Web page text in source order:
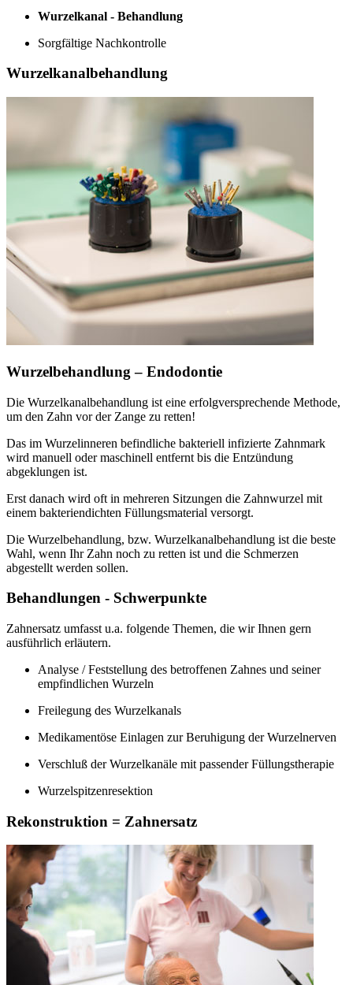
Wurzelkanal - Behandlung
Sorgfältige Nachkontrolle
Wurzelkanalbehandlung
Wurzelbehandlung – Endodontie
Die Wurzelkanalbehandlung ist eine erfolgversprechende Methode,
um den Zahn vor der Zange zu retten!
Das im Wurzelinneren befindliche bakteriell infizierte Zahnmark
wird manuell oder maschinell entfernt bis die Entzündung
abgeklungen ist.
Erst danach wird oft in mehreren Sitzungen die Zahnwurzel mit
einem bakteriendichten Füllungsmaterial versorgt.
Die Wurzelbehandlung, bzw. Wurzelkanalbehandlung ist die beste
Wahl, wenn Ihr Zahn noch zu retten ist und die Schmerzen
abgestellt werden sollen.
Behandlungen - Schwerpunkte
Zahnersatz umfasst u.a. folgende Themen, die wir Ihnen gern
ausführlich erläutern.
Analyse / Feststellung des betroffenen Zahnes und seiner
empfindlichen Wurzeln
Freilegung des Wurzelkanals
Medikamentöse Einlagen zur Beruhigung der Wurzelnerven
Verschluß der Wurzelkanäle mit passender Füllungstherapie
Wurzelspitzenresektion
Rekonstruktion = Zahnersatz